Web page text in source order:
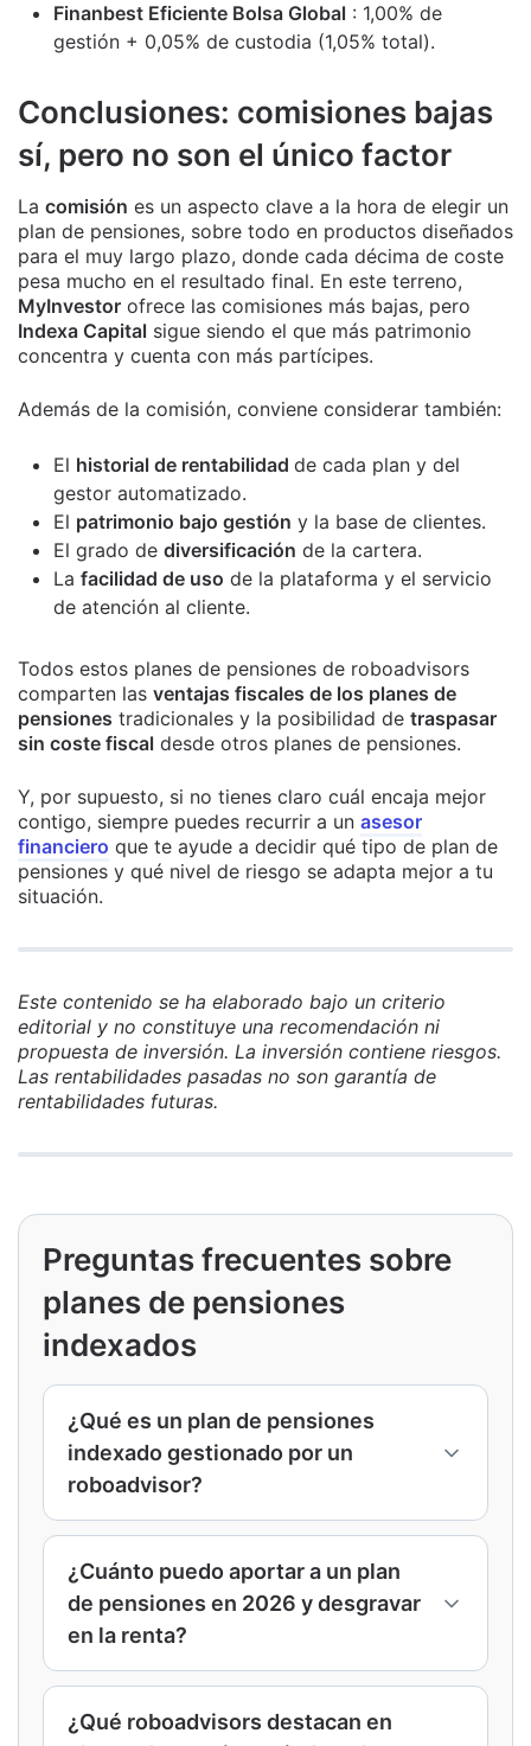
Finanbest Eficiente Bolsa Global : 1,00% de
gestión + 0,05% de custodia (1,05% total).
Conclusiones: comisiones bajas
sí, pero no son el único factor
La comisión es un aspecto clave a la hora de elegir un
plan de pensiones, sobre todo en productos diseñados
para el muy largo plazo, donde cada décima de coste
pesa mucho en el resultado final. En este terreno,
MyInvestor ofrece las comisiones más bajas, pero
Indexa Capital sigue siendo el que más patrimonio
concentra y cuenta con más partícipes.
Además de la comisión, conviene considerar también:
El historial de rentabilidad de cada plan y del
gestor automatizado.
El patrimonio bajo gestión y la base de clientes.
El grado de diversificación de la cartera.
La facilidad de uso de la plataforma y el servicio
de atención al cliente.
Todos estos planes de pensiones de roboadvisors
comparten las ventajas fiscales de los planes de
pensiones tradicionales y la posibilidad de traspasar
sin coste fiscal desde otros planes de pensiones.
Y, por supuesto, si no tienes claro cuál encaja mejor
contigo, siempre puedes recurrir a un asesor
financiero que te ayude a decidir qué tipo de plan de
pensiones y qué nivel de riesgo se adapta mejor a tu
situación.
Este contenido se ha elaborado bajo un criterio
editorial y no constituye una recomendación ni
propuesta de inversión. La inversión contiene riesgos.
Las rentabilidades pasadas no son garantía de
rentabilidades futuras.
Preguntas frecuentes sobre
planes de pensiones
indexados
¿Qué es un plan de pensiones
indexado gestionado por un
roboadvisor?
Es un plan de pensiones que invierte
principalmente en fondos indexados y cuya
cartera se gestiona de forma automatizada
según tu perfil de riesgo. El roboadvisor se
renta fija y renta variable con el objetivo de
mantener el nivel de riesgo elegido,
¿Cuánto puedo aportar a un plan
de pensiones en 2026 y desgravar
en la renta?
En los planes individuales puedes aportar
hasta 1.500 euros al año con derecho a
¿Qué roboadvisors destacan en